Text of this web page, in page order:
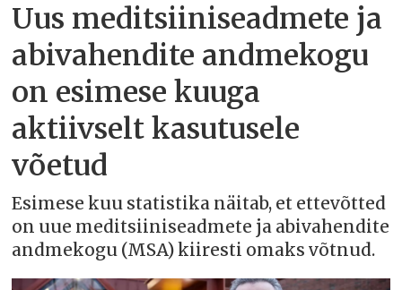
Uus meditsiiniseadmete ja
abivahendite andmekogu
on esimese kuuga
aktiivselt kasutusele
võetud
Esimese kuu statistika näitab, et ettevõtted
on uue meditsiiniseadmete ja abivahendite
andmekogu (MSA) kiiresti omaks võtnud.